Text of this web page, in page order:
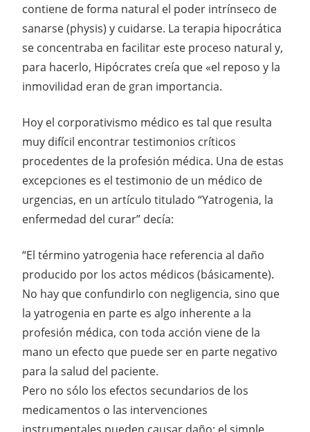
contiene de forma natural el poder intrínseco de
sanarse (physis) y cuidarse. La terapia hipocrática
se concentraba en facilitar este proceso natural y,
para hacerlo, Hipócrates creía que «el reposo y la
inmovilidad eran de gran importancia.
Hoy el corporativismo médico es tal que resulta
muy difícil encontrar testimonios críticos
procedentes de la profesión médica. Una de estas
excepciones es el testimonio de un médico de
urgencias, en un artículo titulado “Yatrogenia, la
enfermedad del curar” decía:
“El término yatrogenia hace referencia al daño
producido por los actos médicos (básicamente).
No hay que confundirlo con negligencia, sino que
la yatrogenia en parte es algo inherente a la
profesión médica, con toda acción viene de la
mano un efecto que puede ser en parte negativo
para la salud del paciente.
Pero no sólo los efectos secundarios de los
medicamentos o las intervenciones